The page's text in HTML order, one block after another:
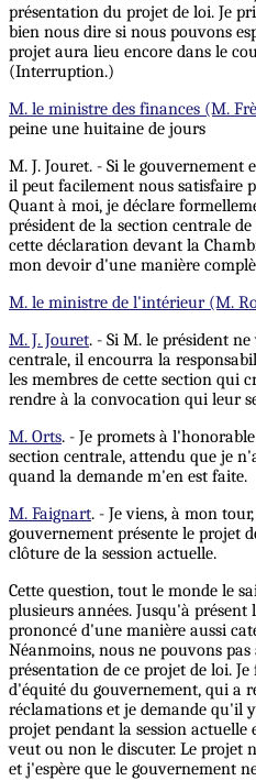
présentation du projet de loi. Je
bien nous dire si nous pouvons
projet aura lieu encore dans le
(Interruption.)
M. le ministre des finances (M.
peine une huitaine de jours
M. J. Jouret. - Si le gouvernement
il peut facilement nous satisfaire
Quant à moi, je déclare
président de la section centrale
cette déclaration devant la
mon devoir d'une manière
M. le ministre de l'intérieur (M.
M. J. Jouret. - Si M. le président
centrale, il encourra la
les membres de cette section qui
rendre à la convocation qui leur
M. Orts. - Je promets à
section centrale, attendu que je
quand la demande m'en est faite.
M. Faignart. - Je viens, à mon
gouvernement présente le projet
clôture de la session actuelle.
Cette question, tout le monde le
plusieurs années. Jusqu'à
prononcé d'une manière aussi
Néanmoins, nous ne pouvons
présentation de ce projet de loi.
d'équité du gouvernement, qui a
réclamations et je demande qu'il
projet pendant la session actuelle
veut ou non le discuter. Le projet
et j'espère que le gouvernement